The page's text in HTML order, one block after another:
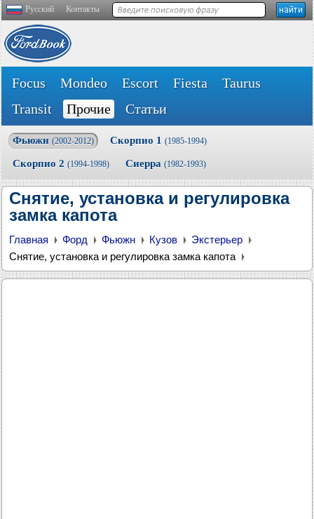
Русский Контакты
Focus Mondeo Escort Fiesta
Taurus
Transit
Прочие Статьи
Фьюжн (2002-2012) Скорпио 1 (1985-1994)
Скорпио 2 (1994-1998) Сиерра (1982-1993)
Снятие, установка и регулировка
замка капота
Главная Форд Фьюжн Кузов
Экстерьер
Снятие, установка и регулировка замка капота